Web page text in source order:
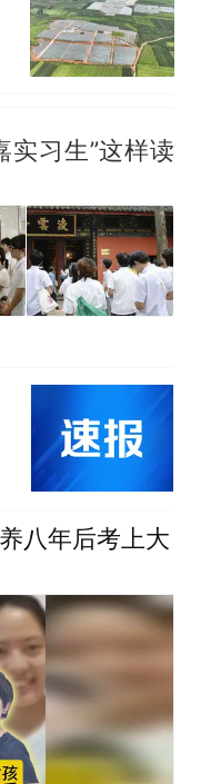
实习生”这样读
八年后考上大